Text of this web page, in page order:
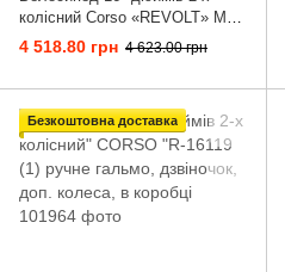
колісний Corso «REVOLT» MG-
16301 (1) МАГНІЄВА РАМА,
ЛИТІ ДИСКИ, ДИСКОВІ
4 518.80 грн 4 623.00 грн
Безкоштовна доставка